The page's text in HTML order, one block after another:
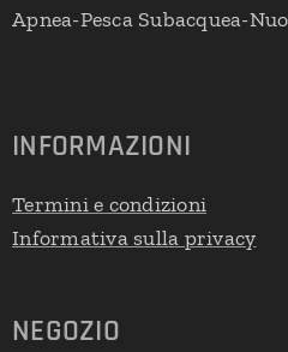
Apnea-Pesca Subacquea-
INFORMAZIONI
Termini e condizioni
Informativa sulla privacy
NEGOZIO